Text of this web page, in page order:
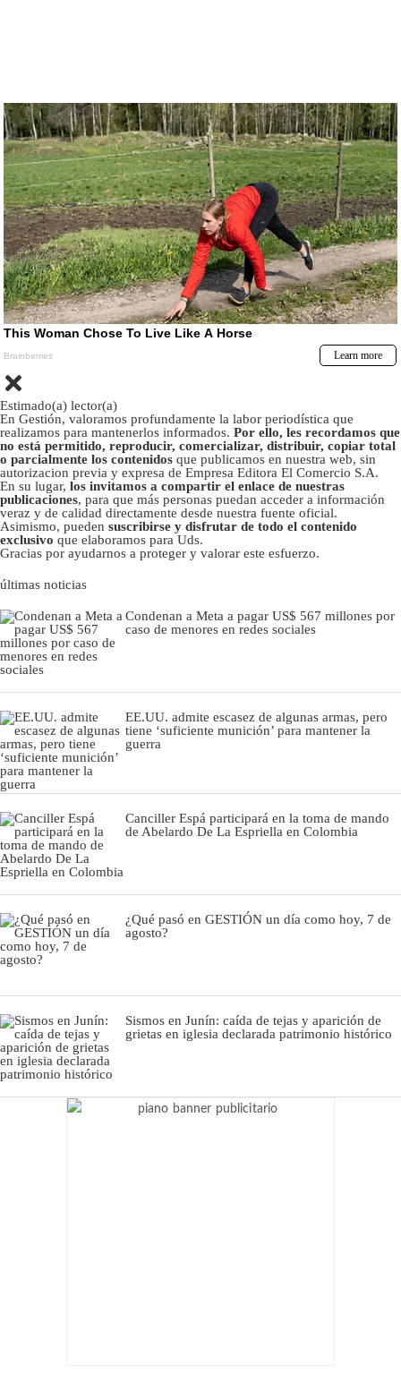
Estimado(a) lector(a)
En Gestión, valoramos profundamente la labor periodística que
realizamos para mantenerlos informados. Por ello, les recordamos que
no está permitido, reproducir, comercializar, distribuir, copiar total
o parcialmente los contenidos que publicamos en nuestra web, sin
autorizacion previa y expresa de Empresa Editora El Comercio S.A.
En su lugar, los invitamos a compartir el enlace de nuestras
publicaciones, para que más personas puedan acceder a información
veraz y de calidad directamente desde nuestra fuente oficial.
Asimismo, pueden suscribirse y disfrutar de todo el contenido
exclusivo que elaboramos para Uds.
Gracias por ayudarnos a proteger y valorar este esfuerzo.
últimas noticias
Condenan a Meta a pagar US$ 567 millones por
caso de menores en redes sociales
EE.UU. admite escasez de algunas armas, pero
tiene ‘suficiente munición’ para mantener la
guerra
Canciller Espá participará en la toma de mando
de Abelardo De La Espriella en Colombia
¿Qué pasó en GESTIÓN un día como hoy, 7 de
agosto?
Sismos en Junín: caída de tejas y aparición de
grietas en iglesia declarada patrimonio histórico